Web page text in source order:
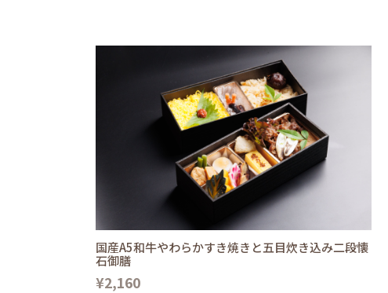
国産A5和牛やわらかすき焼きと五目炊き込み二段懐
石御膳
¥2,160